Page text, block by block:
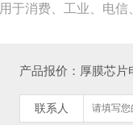
用于消费、工业、电信
产品报价：厚膜芯片
联系人